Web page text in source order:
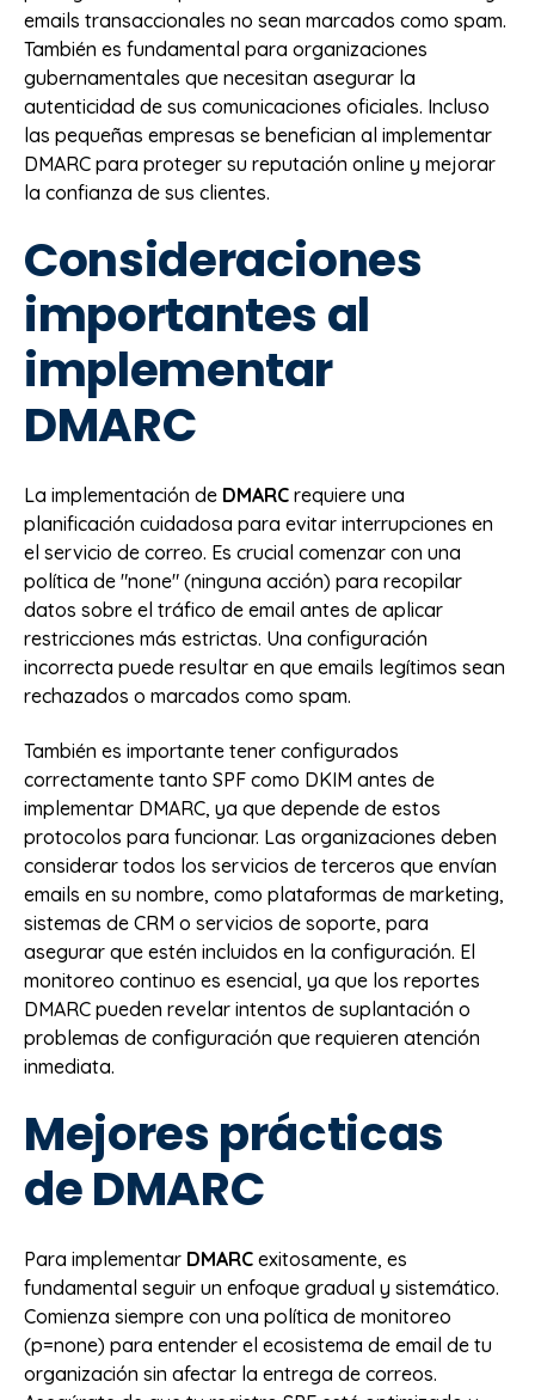
emails transaccionales no sean marcados como spam.
También es fundamental para organizaciones
gubernamentales que necesitan asegurar la
autenticidad de sus comunicaciones oficiales. Incluso
las pequeñas empresas se benefician al implementar
DMARC para proteger su reputación online y mejorar
la confianza de sus clientes.
Consideraciones
importantes al
implementar
DMARC
La implementación de DMARC requiere una
planificación cuidadosa para evitar interrupciones en
el servicio de correo. Es crucial comenzar con una
política de "none" (ninguna acción) para recopilar
datos sobre el tráfico de email antes de aplicar
restricciones más estrictas. Una configuración
incorrecta puede resultar en que emails legítimos sean
rechazados o marcados como spam.
También es importante tener configurados
correctamente tanto SPF como DKIM antes de
implementar DMARC, ya que depende de estos
protocolos para funcionar. Las organizaciones deben
considerar todos los servicios de terceros que envían
emails en su nombre, como plataformas de marketing,
sistemas de CRM o servicios de soporte, para
asegurar que estén incluidos en la configuración. El
monitoreo continuo es esencial, ya que los reportes
DMARC pueden revelar intentos de suplantación o
problemas de configuración que requieren atención
inmediata.
Mejores prácticas
de DMARC
Para implementar DMARC exitosamente, es
fundamental seguir un enfoque gradual y sistemático.
Comienza siempre con una política de monitoreo
(p=none) para entender el ecosistema de email de tu
organización sin afectar la entrega de correos.